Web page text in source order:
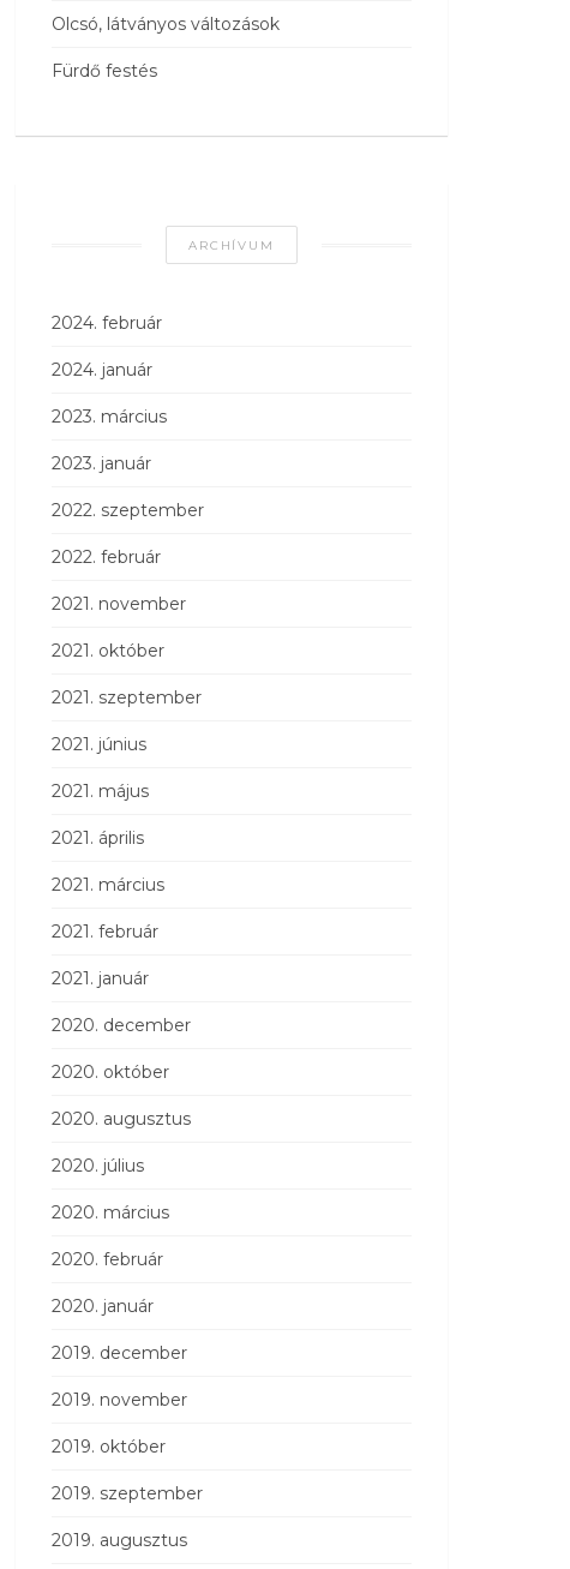
Olcsó, látványos változások
Fürdő festés
ARCHÍVUM
2024. február
2024. január
2023. március
2023. január
2022. szeptember
2022. február
2021. november
2021. október
2021. szeptember
2021. június
2021. május
2021. április
2021. március
2021. február
2021. január
2020. december
2020. október
2020. augusztus
2020. július
2020. március
2020. február
2020. január
2019. december
2019. november
2019. október
2019. szeptember
2019. augusztus